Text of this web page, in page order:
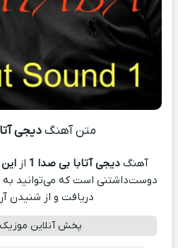
متن آهنگدیجی
آهنگ دیجی آتابا بی صدا 1 از
دوست‌داشتنی است که می‌توانید به
دریافت و از شنیدن
پخش آنلاین موزیک